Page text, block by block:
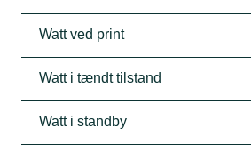
Watt ved print
Watt i tændt tilstand
Watt i standby